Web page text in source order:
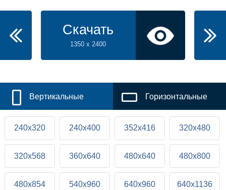
Скачать
1350 x 2400
Вертикальные Горизонтальные
240x320 240x400 352x416 320x480
320x568 360x640 480x640 480x800
480x854 540x960 640x960 640x1136